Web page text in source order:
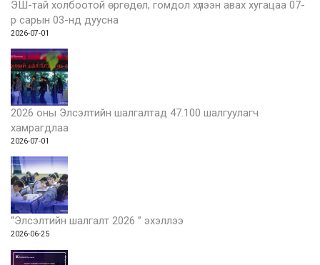
ЭШ-тай холбоотой өргөдөл, гомдол хүлээн авах хугацаа 07-
р сарын 03-нд дуусна
2026-07-01
2026 оны Элсэлтийн шалгалтад 47.100 шалгуулагч
хамрагдлаа
2026-07-01
“Элсэлтийн шалгалт 2026 ” эхэллээ
2026-06-25